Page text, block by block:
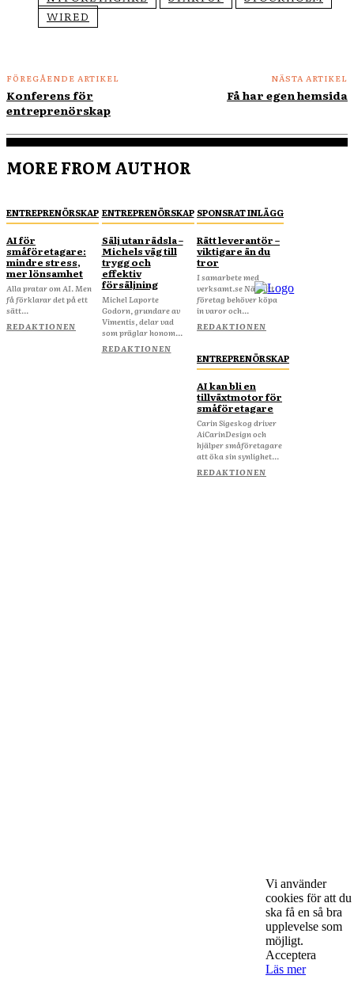
WIRED
FÖREGÅENDE ARTIKEL
Konferens för
entreprenörskap
NÄSTA ARTIKEL
Få har egen hemsida
MORE FROM AUTHOR
ENTREPRENÖRSKAP
AI för
småföretagare:
mindre stress,
mer lönsamhet
Alla pratar om AI. Men
få förklarar det på ett
sätt...
REDAKTIONEN
ENTREPRENÖRSKAP
Sälj utan rädsla –
Michels väg till
trygg och
effektiv
försäljning
Michel Laporte
Godorn, grundare av
Vimentis, delar vad
som präglar honom...
REDAKTIONEN
SPONSRAT INLÄGG
Rätt leverantör –
viktigare än du
tror
I samarbete med
verksamt.se När ditt
företag behöver köpa
in varor och...
REDAKTIONEN
ENTREPRENÖRSKAP
AI kan bli en
tillväxtmotor för
småföretagare
Carin Sigeskog driver
AiCarinDesign och
hjälper småföretagare
att öka sin synlighet...
REDAKTIONEN
Vi använder
cookies för att du
ska få en så bra
upplevelse som
möjligt.
Acceptera
Läs mer